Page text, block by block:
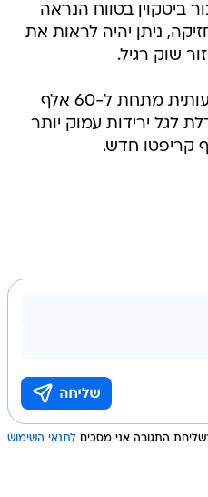
ביטקוין בטווח הנראה
ניתן יהיה לראות את
שוק רגיל.
לעומת זאת, שבירה משמעותית מתחת ל-60 אלף
לגל ירידות עמוק יותר
קריפטו חדש.
התגובה אני מסכים לתנאי השימוש